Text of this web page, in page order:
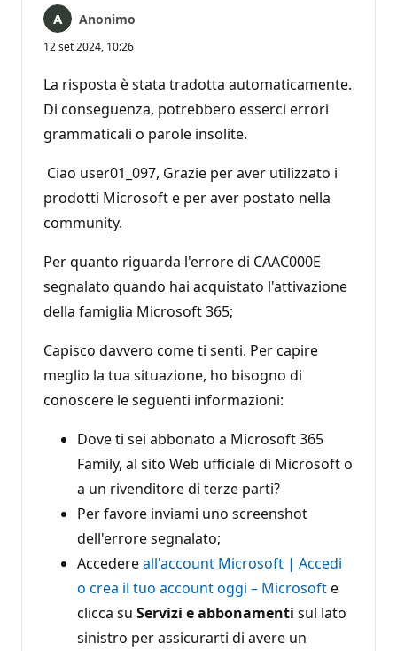
Anonimo
12 set 2024, 10:26
La risposta è stata tradotta automaticamente.
Di conseguenza, potrebbero esserci errori
grammaticali o parole insolite.
Ciao user01_097, Grazie per aver utilizzato i
prodotti Microsoft e per aver postato nella
community.
Per quanto riguarda l'errore di CAAC000E
segnalato quando hai acquistato l'attivazione
della famiglia Microsoft 365;
Capisco davvero come ti senti. Per capire
meglio la tua situazione, ho bisogno di
conoscere le seguenti informazioni:
Dove ti sei abbonato a Microsoft 365
Family, al sito Web ufficiale di Microsoft o
a un rivenditore di terze parti?
Per favore inviami uno screenshot
dell'errore segnalato;
Accedereall'account Microsoft | Accedi
o crea il tuo account oggi – Microsofte
clicca su Servizi e abbonamenti sul lato
sinistro per assicurarti di avere un